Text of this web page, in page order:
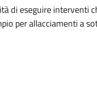
di eseguire interventi
per allacciamenti a